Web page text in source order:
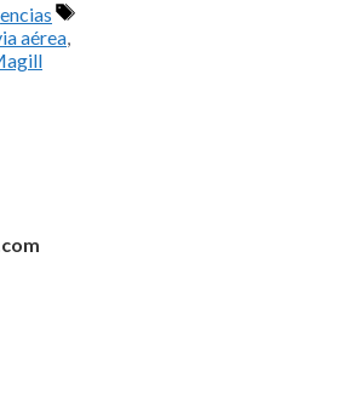
Etiquetas
aérea,